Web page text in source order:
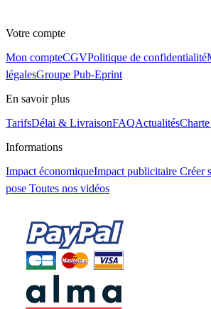
Votre compte
Mon compteCGVPolitique de confidentialité
légalesGroupe Pub-Eprint
En savoir plus
TarifsDélai & LivraisonFAQActualités
Informations
Impact économiqueImpact publicitaire Créer
pose Toutes nos vidéos